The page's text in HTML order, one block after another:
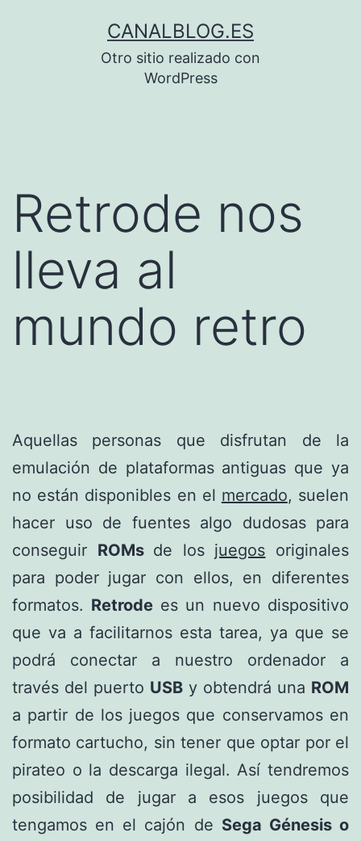
CANALBLOG.ES
Otro sitio realizado con
WordPress
Retrode nos
lleva al
mundo retro
Aquellas personas que disfrutan de la
emulación de plataformas antiguas que ya
no están disponibles en el mercado, suelen
hacer uso de fuentes algo dudosas para
conseguir ROMs de los juegos originales
para poder jugar con ellos, en diferentes
formatos. Retrode es un nuevo dispositivo
que va a facilitarnos esta tarea, ya que se
podrá conectar a nuestro ordenador a
través del puerto USB y obtendrá una ROM
a partir de los juegos que conservamos en
formato cartucho, sin tener que optar por el
pirateo o la descarga ilegal. Así tendremos
posibilidad de jugar a esos juegos que
tengamos en el cajón de Sega Génesis o